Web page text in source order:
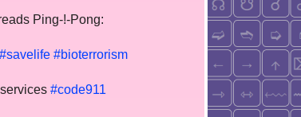
Ping-!-Pong:
#savelife #bioterrorism
#code911